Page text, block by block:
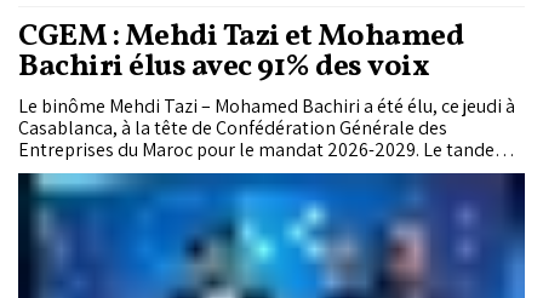
CGEM : Mehdi Tazi et Mohamed
Bachiri élus avec 91% des voix
Le binôme Mehdi Tazi – Mohamed Bachiri a été élu, ce jeudi à
Casablanca, à la tête de Confédération Générale des
Entreprises du Maroc pour le mandat 2026-2029. Le tandem a
recueilli 3.773 voix sur un total de 4.123 suffrages exprimés,
soit 91% des votes, lors de l’Assemblée générale ordinaire
élective de la Confédération.